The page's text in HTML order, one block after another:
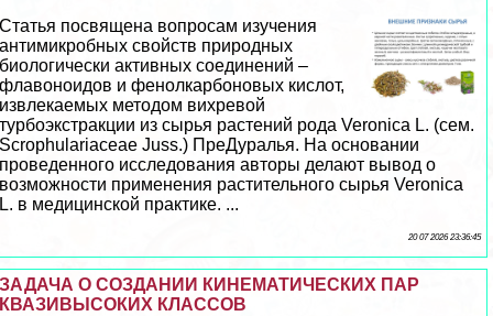
Статья посвящена вопросам изучения
антимикробных свойств природных
биологически активных соединений –
флавоноидов и фенолкарбоновых кислот,
извлекаемых методом вихревой
турбоэкстpaкции из сырья растений рода Veronica L. (сем.
Scrophulariaceae Juss.) ПреДypaлья. На основании
проведенного исследования авторы делают вывод о
возможности применения растительного сырья Veronica
L. в медицинской пpaктике. ...
20 07 2026 23:36:45
ЗАДАЧА О СОЗДАНИИ КИНЕМАТИЧЕСКИХ ПАР
КВАЗИВЫСОКИХ КЛАССОВ